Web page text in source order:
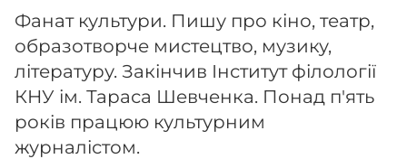
Фанат культури. Пишу про кіно, театр,
образотворче мистецтво, музику,
літературу. Закінчив Інститут філології
КНУ ім. Тараса Шевченка. Понад п'ять
років працюю культурним
журналістом.